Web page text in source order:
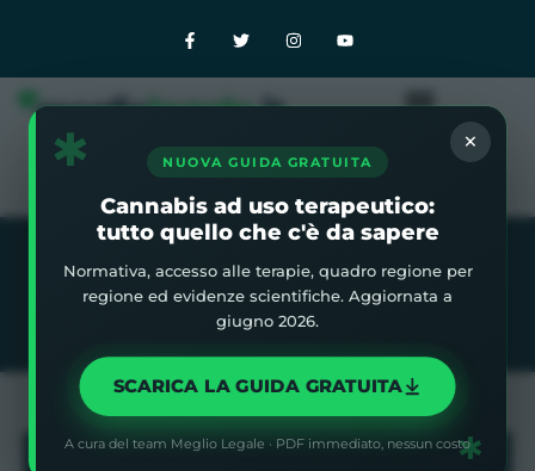
×
✱
✱
NUOVA GUIDA GRATUITA
Cannabis ad uso terapeutico:
tutto quello che c'è da sapere
Normativa, accesso alle terapie, quadro regione per
regione ed evidenze scientifiche. Aggiornata a
giugno 2026.
SCARICA LA GUIDA GRATUITA
A cura del team Meglio Legale · PDF immediato, nessun costo
Home»Blog»Il Messico ha legalizzato la cannabis